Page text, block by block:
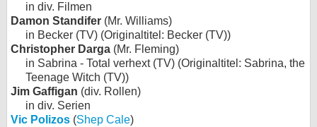
in div. Filmen
Damon Standifer (Mr. Williams)
in Becker (TV) (Originaltitel: Becker (TV))
Christopher Darga (Mr. Fleming)
in Sabrina - Total verhext (TV) (Originaltitel: Sabrina, the
Teenage Witch (TV))
Jim Gaffigan (div. Rollen)
in div. Serien
Vic Polizos (Shep Cale)